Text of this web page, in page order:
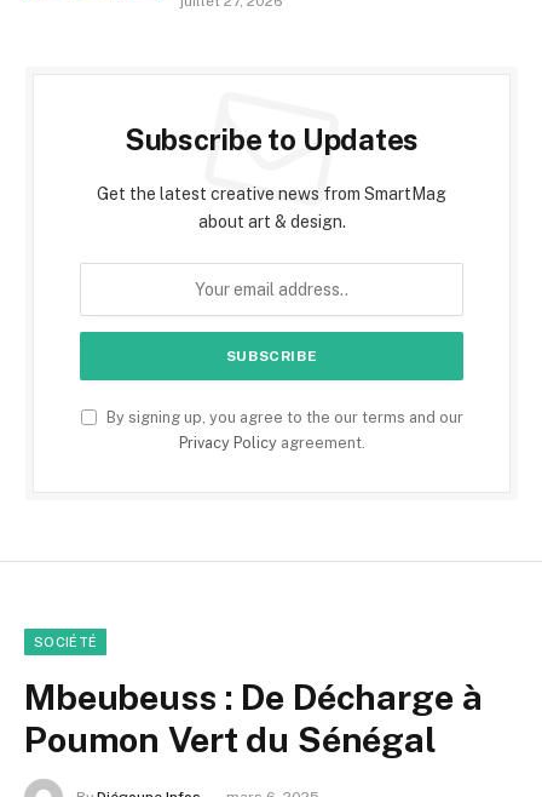
Subscribe to Updates
Get the latest creative news from SmartMag
about art & design.
By signing up, you agree to the our terms and our
Privacy Policyagreement.
SOCIÉTÉ
Mbeubeuss : De Décharge à
Poumon Vert du Sénégal